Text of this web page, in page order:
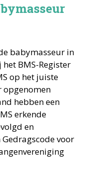
babymasseur in
het BMS-Register
op het juiste
opgenomen
hebben een
erkende
en
voor